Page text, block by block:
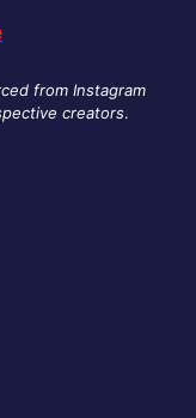
from Instagram
creators.